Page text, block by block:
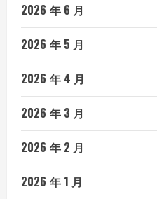
2026 年 6 月
2026 年 5 月
2026 年 4 月
2026 年 3 月
2026 年 2 月
2026 年 1 月